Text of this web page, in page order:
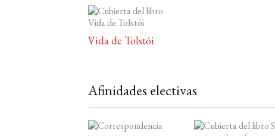
Vida de Tolstói
Afinidades electivas